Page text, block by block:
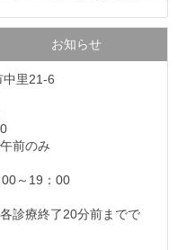
お知らせ
中里21-6
前のみ
～19：00
診療終了20分前までで